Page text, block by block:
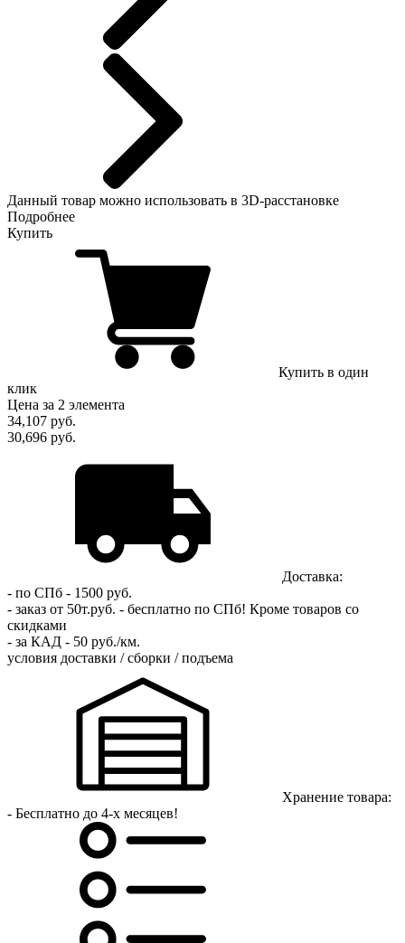
Данный товар можно использовать в 3D-расстановке
Подробнее
Купить
Купить в один
клик
Цена за 2 элемента
34,107 руб.
30,696 руб.
Доставка:
- по СПб - 1500 руб.
- заказ от 50т.руб. - бесплатно по СПб! Кроме товаров со
скидками
- за КАД - 50 руб./км.
условия доставки / сборки / подъема
Хранение товара:
- Бесплатно до 4-х месяцев!